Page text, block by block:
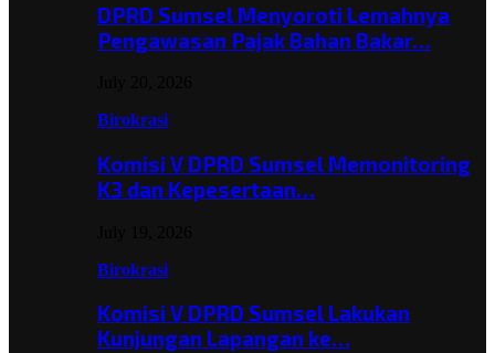
DPRD Sumsel Menyoroti Lemahnya
Pengawasan Pajak Bahan Bakar…
Birokrasi
Komisi V DPRD Sumsel Memonitoring
K3 dan Kepesertaan…
Birokrasi
Komisi V DPRD Sumsel Lakukan
Kunjungan Lapangan ke…